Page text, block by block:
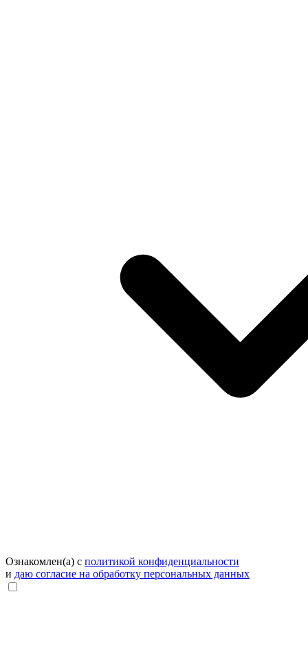
Ознакомлен(а) с политикой конфиденциальности
и даю согласие на обработку персональных данных